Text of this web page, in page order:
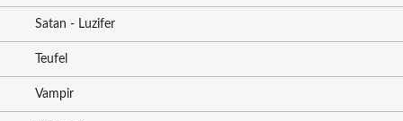
Satan - Luzifer
Teufel
Vampir